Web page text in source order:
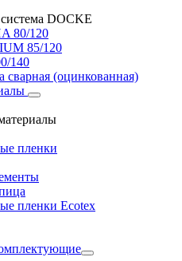
DOCKE
80/120
85/120
140
сварная (оцинкованная)
пленки
пленки Ecotex